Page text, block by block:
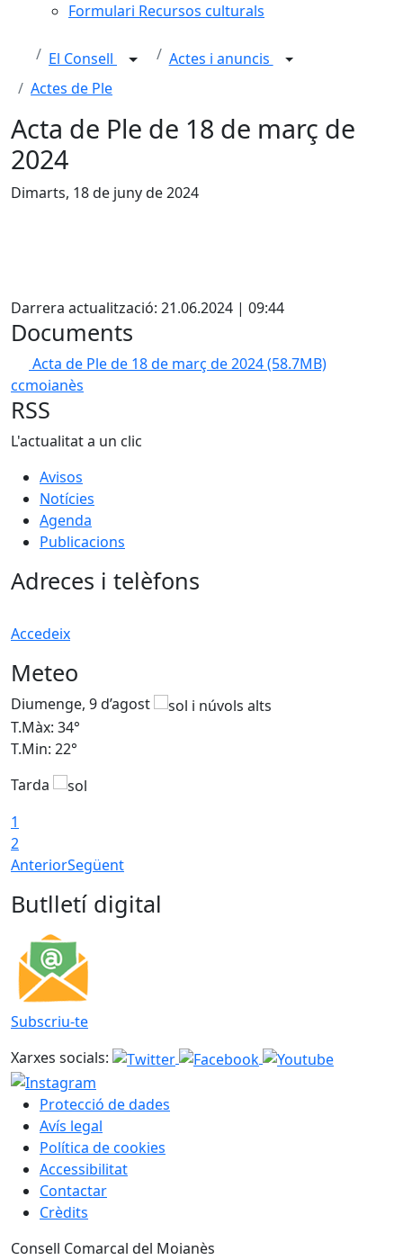
Formulari Recursos culturals
El Consell
Actes i anuncis
Actes de Ple
Acta de Ple de 18 de març de
2024
Dimarts, 18 de juny de 2024
Darrera actualització: 21.06.2024 | 09:44
Documents
Acta de Ple de 18 de març de 2024(58.7MB)
ccmoianès
RSS
L'actualitat a un clic
Avisos
Notícies
Agenda
Publicacions
Adreces i telèfons
Accedeix
Meteo
Diumenge, 9 d’agost
T.Màx: 34°
T.Min: 22°
Tarda
1
2
AnteriorSegüent
Butlletí digital
Subscriu-te
Xarxes socials:
Protecció de dades
Avís legal
Política de cookies
Accessibilitat
Contactar
Crèdits
Consell Comarcal del Moianès